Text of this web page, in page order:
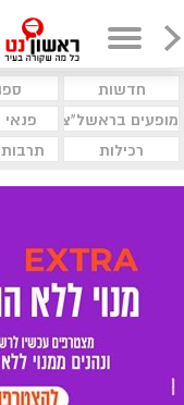
חדשות
מופעים בראשל"צ
פנאי
רכילות
תרבות